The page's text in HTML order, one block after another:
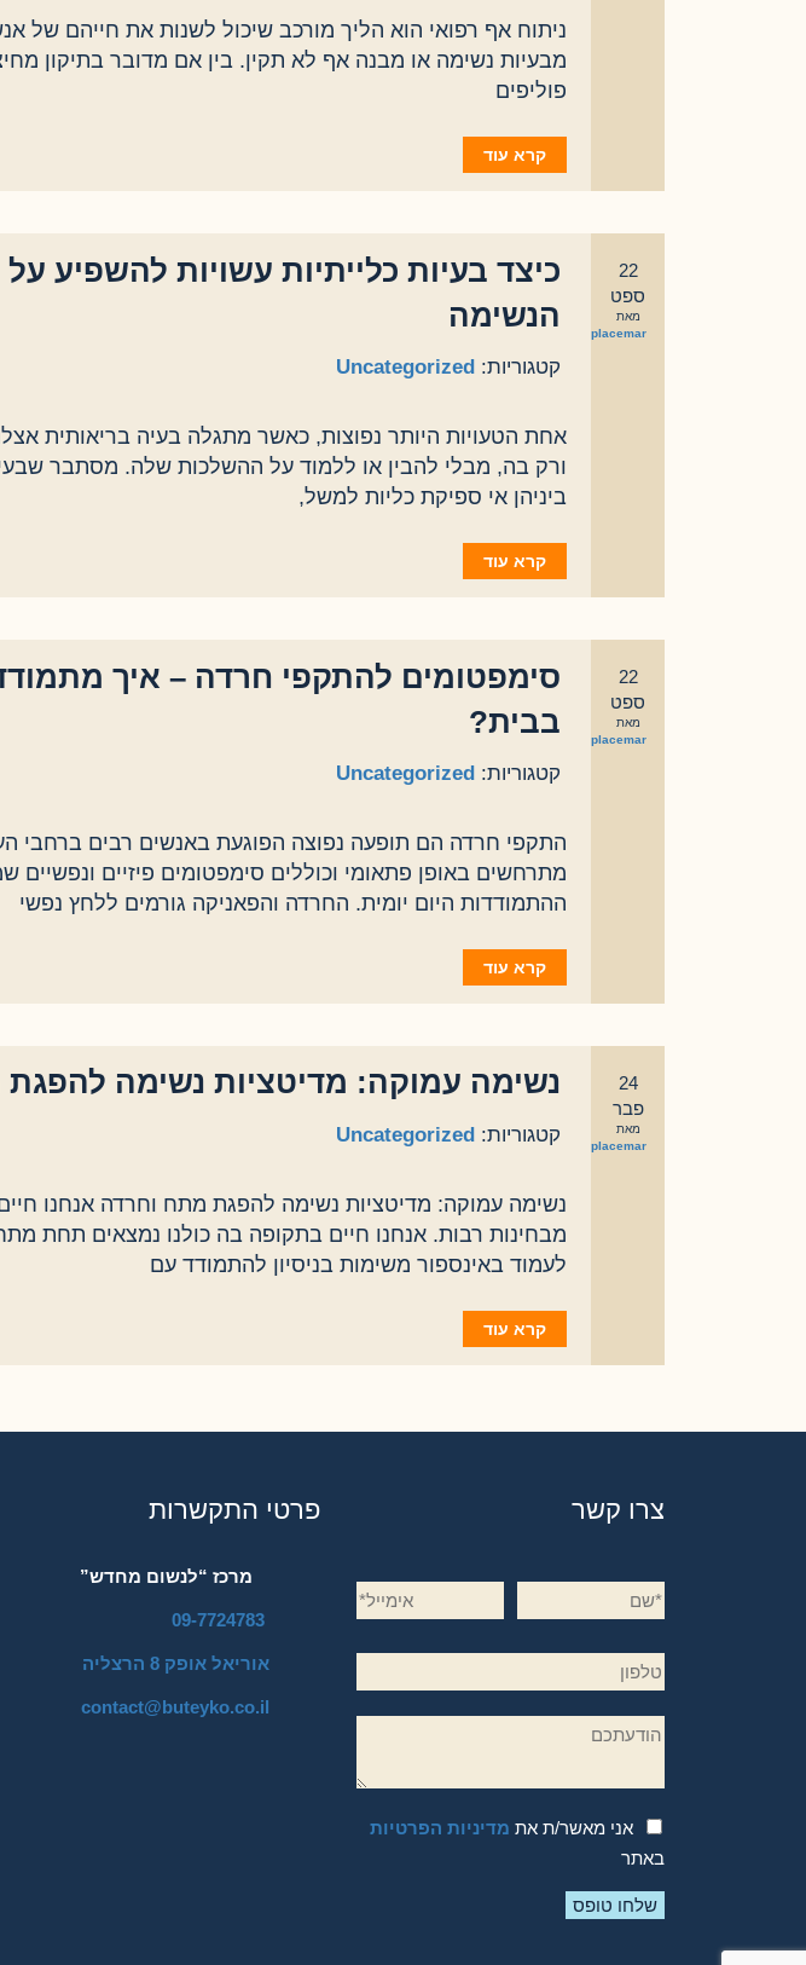
ניתוח אף רפואי הוא הליך מורכב שיכול לשנות את חייהם של
מבעיות נשימה או מבנה אף לא תקין. בין אם מדובר בתיקון
פוליפים
קרא עוד
22
ספט
מאת
eplacemar
כיצד בעיות כלייתיות עשויות להשפיע
הנשימה
קטגוריות: Uncategorized
אחת הטעויות היותר נפוצות, כאשר מתגלה בעיה בריאותית
ורק בה, מבלי להבין או ללמוד על ההשלכות שלה. מסתבר
ביניהן אי ספיקת כליות למשל,
קרא עוד
22
ספט
מאת
eplacemar
סימפטומים להתקפי חרדה – איך
בבית?
קטגוריות: Uncategorized
התקפי חרדה הם תופעה נפוצה הפוגעת באנשים רבים ברחבי
מתרחשים באופן פתאומי וכוללים סימפטומים פיזיים ונפשיים
ההתמודדות היום יומית. החרדה והפאניקה גורמים ללחץ נפשי
קרא עוד
24
פבר
מאת
eplacemar
נשימה עמוקה: מדיטציות נשימה
קטגוריות: Uncategorized
נשימה עמוקה: מדיטציות נשימה להפגת מתח וחרדה אנחנו
מבחינות רבות. אנחנו חיים בתקופה בה כולנו נמצאים תחת
לעמוד באינספור משימות בניסיון להתמודד עם
קרא עוד
צרו קשר
אני מאשר/ת את מדיניות הפרטיות
באתר
פרטי התקשרות
מרכז “לנשום מחדש”
09-7724783
אוריאל אופק 8 הרצליה
contact@buteyko.co.il